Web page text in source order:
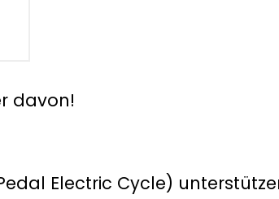
davon!
Electric Cycle)